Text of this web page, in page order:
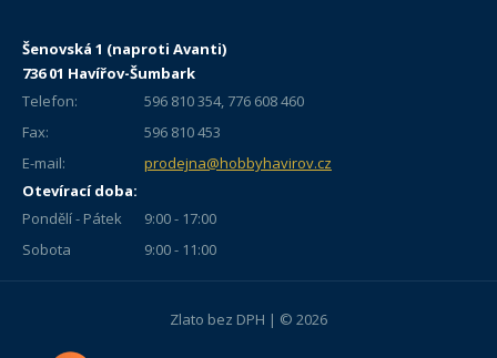
Šenovská 1 (naproti Avanti)
736 01 Havířov-Šumbark
Telefon:
596 810 354, 776 608 460
Fax:
596 810 453
E-mail:
prodejna@hobbyhavirov.cz
Otevírací doba:
Pondělí - Pátek
9:00 - 17:00
Sobota
9:00 - 11:00
Zlato bez DPH | © 2026